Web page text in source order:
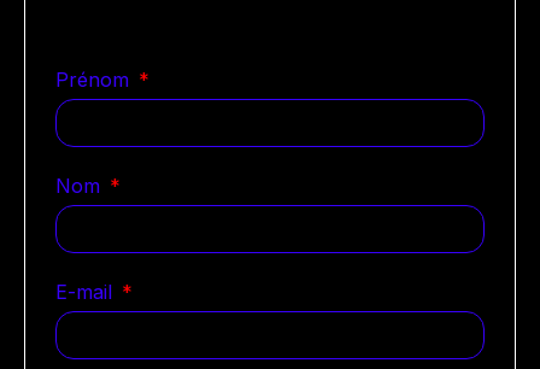
Prénom
Nom
E-mail